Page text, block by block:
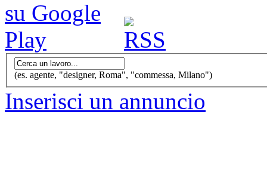
(es. agente, "designer, Roma", "commessa, Milano")
Inserisci un annuncio